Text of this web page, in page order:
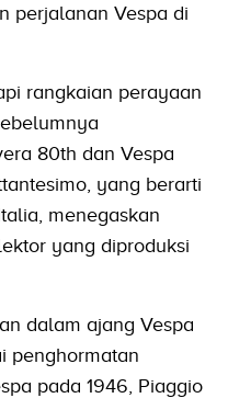
perjalanan Vespa di
rangkaian perayaan
80th dan Vespa
yang berarti
menegaskan
yang diproduksi
dalam ajang Vespa
penghormatan
pada 1946, Piaggio